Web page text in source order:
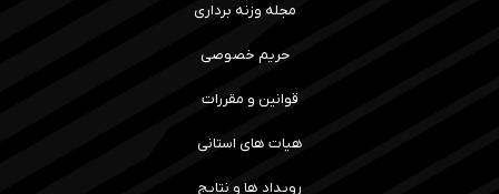
مجله وزنه برداری
حریم خصوصی
قوانین و مقررات
هیات های استانی
رویداد ها و نتایج